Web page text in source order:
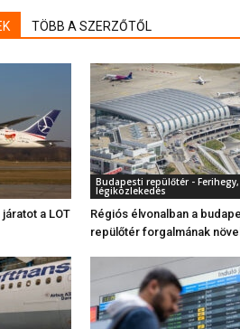
TÖBB A SZERZŐTŐL
a LOT
Budapesti repülőtér -
légiközlekedés
Régiós élvonalban a
repülőtér forgalmának